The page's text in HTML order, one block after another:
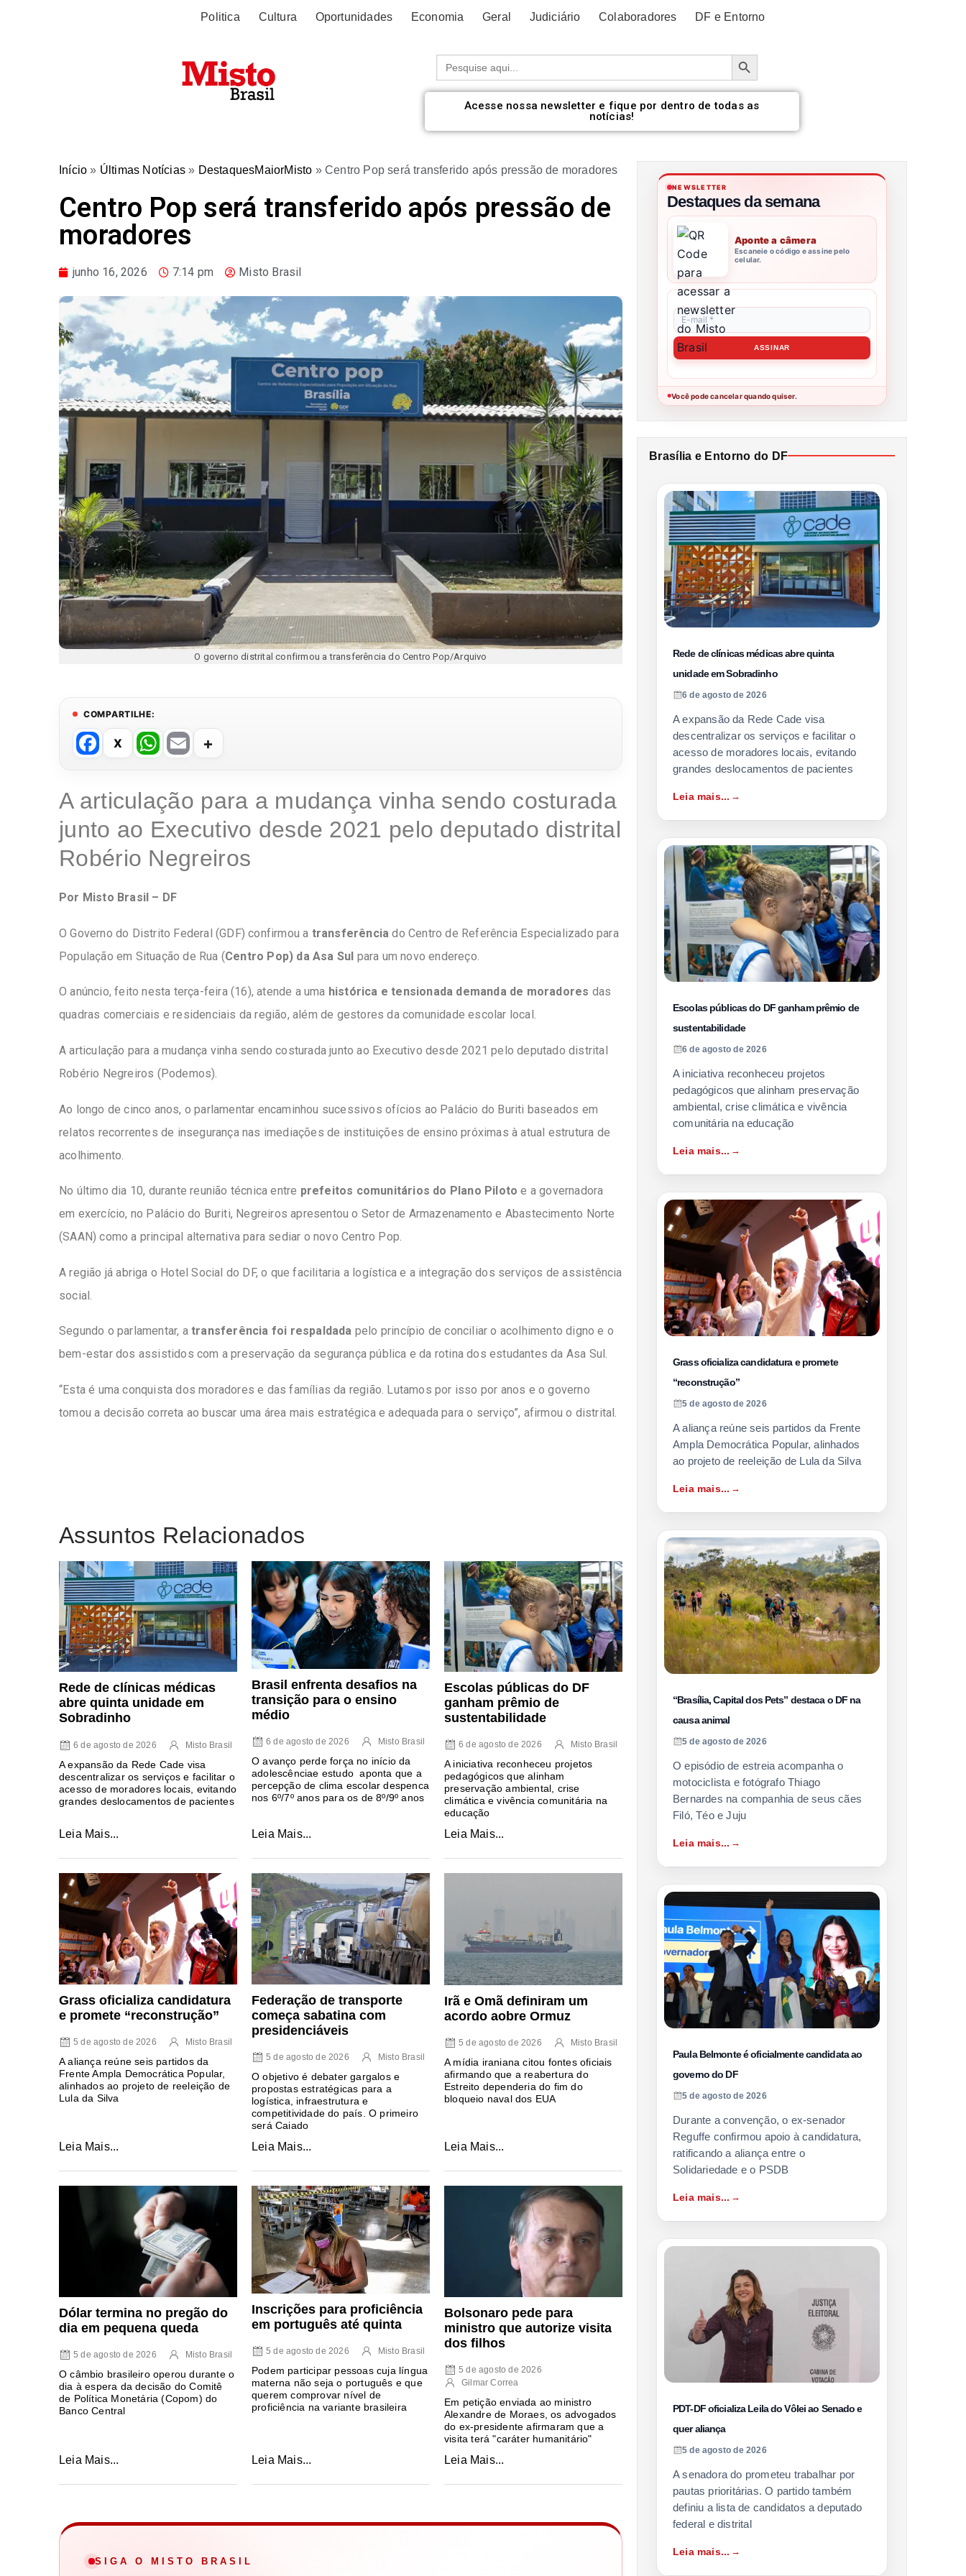
Politica Cultura Oportunidades Economia Geral Judiciário Colaboradores DF e Entorno
Procurar: Botão de pesquisa
Acesse nossa newsletter e fique por dentro de todas as
notícias!
Início » Últimas Notícias » DestaquesMaiorMisto »Centro Pop será transferido após pressão de moradores
Centro Pop será transferido após pressão de
moradores
junho 16, 2026 7:14 pm Misto Brasil
O governo distrital confirmou a transferência do Centro Pop/Arquivo
COMPARTILHE:
F
a
c
e
b
o
k
W
h
at
s
A
p
E
ail
A articulação para a mudança vinha sendo costurada
junto ao Executivo desde 2021 pelo deputado distrital
Robério Negreiros
Por Misto Brasil – DF
O Governo do Distrito Federal (GDF) confirmou a transferência do Centro de Referência Especializado para
População em Situação de Rua (Centro Pop) da Asa Sul para um novo endereço.
O anúncio, feito nesta terça-feira (16), atende a uma histórica e tensionada demanda de moradores das
quadras comerciais e residenciais da região, além de gestores da comunidade escolar local.
A articulação para a mudança vinha sendo costurada junto ao Executivo desde 2021 pelo deputado distrital
Robério Negreiros (Podemos).
Ao longo de cinco anos, o parlamentar encaminhou sucessivos ofícios ao Palácio do Buriti baseados em
relatos recorrentes de insegurança nas imediações de instituições de ensino próximas à atual estrutura de
acolhimento.
No último dia 10, durante reunião técnica entre prefeitos comunitários do Plano Piloto e a governadora
em exercício, no Palácio do Buriti, Negreiros apresentou o Setor de Armazenamento e Abastecimento Norte
(SAAN) como a principal alternativa para sediar o novo Centro Pop.
A região já abriga o Hotel Social do DF, o que facilitaria a logística e a integração dos serviços de assistência
social.
Segundo o parlamentar, a transferência foi respaldada pelo princípio de conciliar o acolhimento digno e o
bem-estar dos assistidos com a preservação da segurança pública e da rotina dos estudantes da Asa Sul.
“Esta é uma conquista dos moradores e das famílias da região. Lutamos por isso por anos e o governo
tomou a decisão correta ao buscar uma área mais estratégica e adequada para o serviço”, afirmou o distrital.
Assuntos Relacionados
Rede de clínicas médicas
abre quinta unidade em
Sobradinho
6 de agosto de 2026 Misto Brasil
A expansão da Rede Cade visa
descentralizar os serviços e facilitar o
acesso de moradores locais, evitando
grandes deslocamentos de pacientes
Leia Mais...
Brasil enfrenta desafios na
transição para o ensino
médio
6 de agosto de 2026 Misto Brasil
O avanço perde força no início da
adolescênciae estudo aponta que a
percepção de clima escolar despenca
nos 6º/7º anos para os de 8º/9º anos
Leia Mais...
Escolas públicas do DF
ganham prêmio de
sustentabilidade
6 de agosto de 2026 Misto Brasil
A iniciativa reconheceu projetos
pedagógicos que alinham
preservação ambiental, crise
climática e vivência comunitária na
educação
Leia Mais...
Grass oficializa candidatura
e promete “reconstrução”
5 de agosto de 2026 Misto Brasil
A aliança reúne seis partidos da
Frente Ampla Democrática Popular,
alinhados ao projeto de reeleição de
Lula da Silva
Leia Mais...
Federação de transporte
começa sabatina com
presidenciáveis
5 de agosto de 2026 Misto Brasil
O objetivo é debater gargalos e
propostas estratégicas para a
logística, infraestrutura e
competitividade do país. O primeiro
será Caiado
Leia Mais...
Irã e Omã definiram um
acordo aobre Ormuz
5 de agosto de 2026 Misto Brasil
A mídia iraniana citou fontes oficiais
afirmando que a reabertura do
Estreito dependeria do fim do
bloqueio naval dos EUA
Leia Mais...
Dólar termina no pregão do
dia em pequena queda
5 de agosto de 2026 Misto Brasil
O câmbio brasileiro operou durante o
dia à espera da decisão do Comitê
de Política Monetária (Copom) do
Banco Central
Leia Mais...
Inscrições para proficiência
em português até quinta
5 de agosto de 2026 Misto Brasil
Podem participar pessoas cuja língua
materna não seja o português e que
querem comprovar nível de
proficiência na variante brasileira
Leia Mais...
Bolsonaro pede para
ministro que autorize visita
dos filhos
5 de agosto de 2026
Gilmar Correa
Em petição enviada ao ministro
Alexandre de Moraes, os advogados
do ex-presidente afirmaram que a
visita terá "caráter humanitário"
Leia Mais...
SIGA O MISTO BRASIL
NEWSLETTER
Destaques da semana
Aponte a câmera
Escaneie o código e assine pelo
celular.
●Você pode cancelar quando quiser.
Brasília e Entorno do DF
Rede de clínicas médicas abre quinta
unidade em Sobradinho
6 de agosto de 2026
A expansão da Rede Cade visa
descentralizar os serviços e facilitar o
acesso de moradores locais, evitando
grandes deslocamentos de pacientes
Leia mais...
Escolas públicas do DF ganham prêmio de
sustentabilidade
6 de agosto de 2026
A iniciativa reconheceu projetos
pedagógicos que alinham preservação
ambiental, crise climática e vivência
comunitária na educação
Leia mais...
Grass oficializa candidatura e promete
“reconstrução”
5 de agosto de 2026
A aliança reúne seis partidos da Frente
Ampla Democrática Popular, alinhados
ao projeto de reeleição de Lula da Silva
Leia mais...
“Brasília, Capital dos Pets” destaca o DF na
causa animal
5 de agosto de 2026
O episódio de estreia acompanha o
motociclista e fotógrafo Thiago
Bernardes na companhia de seus cães
Filó, Téo e Juju
Leia mais...
Paula Belmonte é oficialmente candidata ao
governo do DF
5 de agosto de 2026
Durante a convenção, o ex-senador
Reguffe confirmou apoio à candidatura,
ratificando a aliança entre o
Solidariedade e o PSDB
Leia mais...
PDT-DF oficializa Leila do Vôlei ao Senado e
quer aliança
5 de agosto de 2026
A senadora do prometeu trabalhar por
pautas prioritárias. O partido também
definiu a lista de candidatos a deputado
federal e distrital
Leia mais...